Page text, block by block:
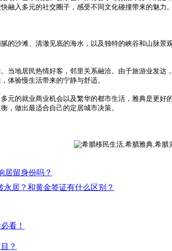
融入多元的社交圈子，感受不同文化碰撞带来的魅力。
沙滩、清澈见底的海水，以及独特的峡谷和山脉景
地居民热情好客，邻里关系融洽。由于旅游业发达
体验慢生活带来的宁静与舒适。
的就业商业机会以及繁华的都市生活，雅典是更好
，做出最适合自己的定居城市决策。
©包图
居留身份吗？
居？和黄金签证有什么区别？​
看！
？